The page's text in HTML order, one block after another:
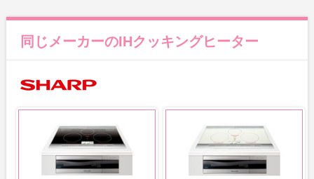
同じメーカーのIHクッキングヒーター